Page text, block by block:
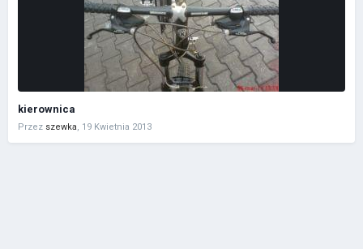
kierownica
Przez szewka 19 Kwietnia 2013